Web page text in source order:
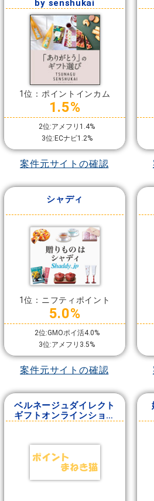
by senshukai
1位：ポイントインカム
1.5%
2位:アメフリ1.4%
3位:ECナビ1.2%
案件元サイトの確認
シャディ
1位：ニフティポイント
5.0%
2位:GMOポイ活4.0%
3位:アメフリ3.5%
案件元サイトの確認
ベルネージュダイレクト
ギフトオンラインショッ